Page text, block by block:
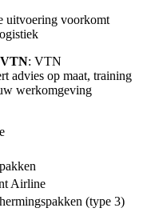
uitvoering voorkomt
VTN: VTN
advies op maat, training
werkomgeving
Airline
(type 3)